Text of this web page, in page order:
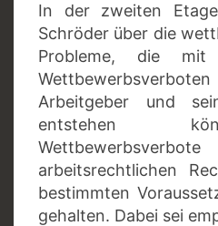
In der zweiten
Schröder über die
Probleme, die mit
Arbeitgeber und
entstehen
arbeitsrechtlichen
bestimmten
gehalten. Dabei sei